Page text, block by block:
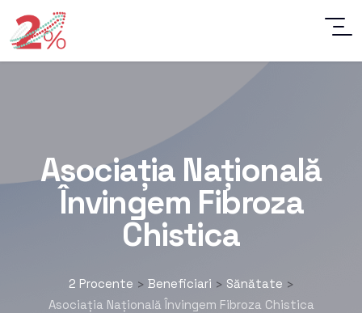
Asociația Națională
Învingem Fibroza
Chistica
2 Procente > Beneficiari > Sănătate >
Asociația Națională Învingem Fibroza Chistica